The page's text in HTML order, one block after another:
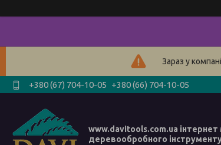
Зараз у
+380 (67) 704-10-05 +380 (66) 704-10-05
www.davitools.com.ua інтернет
деревообробного